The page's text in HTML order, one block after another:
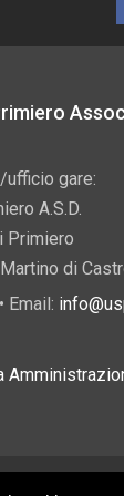
gare:
A.S.D.
Primiero
di
Email: